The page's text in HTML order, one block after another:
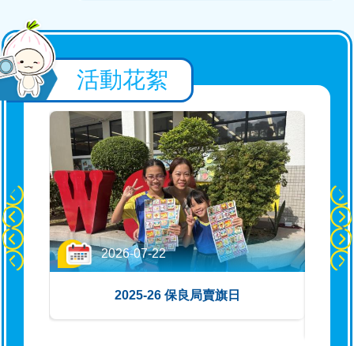
2026-07-13
粵港澳大灣區數學競賽選拔賽及總
決賽2026
2026-07-11
2025-26 交通安全隊「認識機場特
警工作」
2025-26 五年級結業頒獎典禮
活動花絮
2026-07-22
2025-26 保良局賣旗日